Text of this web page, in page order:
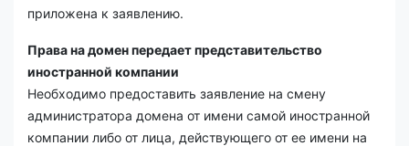
приложена к заявлению.
Права на домен передает представительство
иностранной компании
Необходимо предоставить заявление на смену
администратора домена от имени самой иностранной
компании либо от лица, действующего от ее имени на